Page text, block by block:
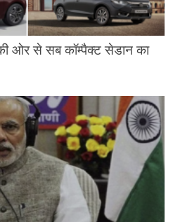
की ओर से सब कॉम्पैक्ट सेडान का